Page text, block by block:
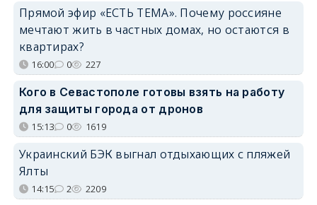
Прямой эфир «ЕСТЬ ТЕМА». Почему россияне
мечтают жить в частных домах, но остаются в
квартирах?
16:00 0 227
Кого в Севастополе готовы взять на работу
для защиты города от дронов
15:13 0 1619
Украинский БЭК выгнал отдыхающих с пляжей
Ялты
14:15 2 2209